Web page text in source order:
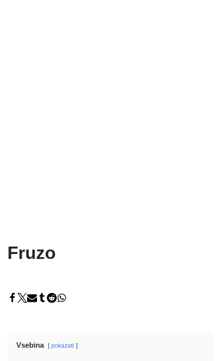
Fruzo
Vsebina pokazati